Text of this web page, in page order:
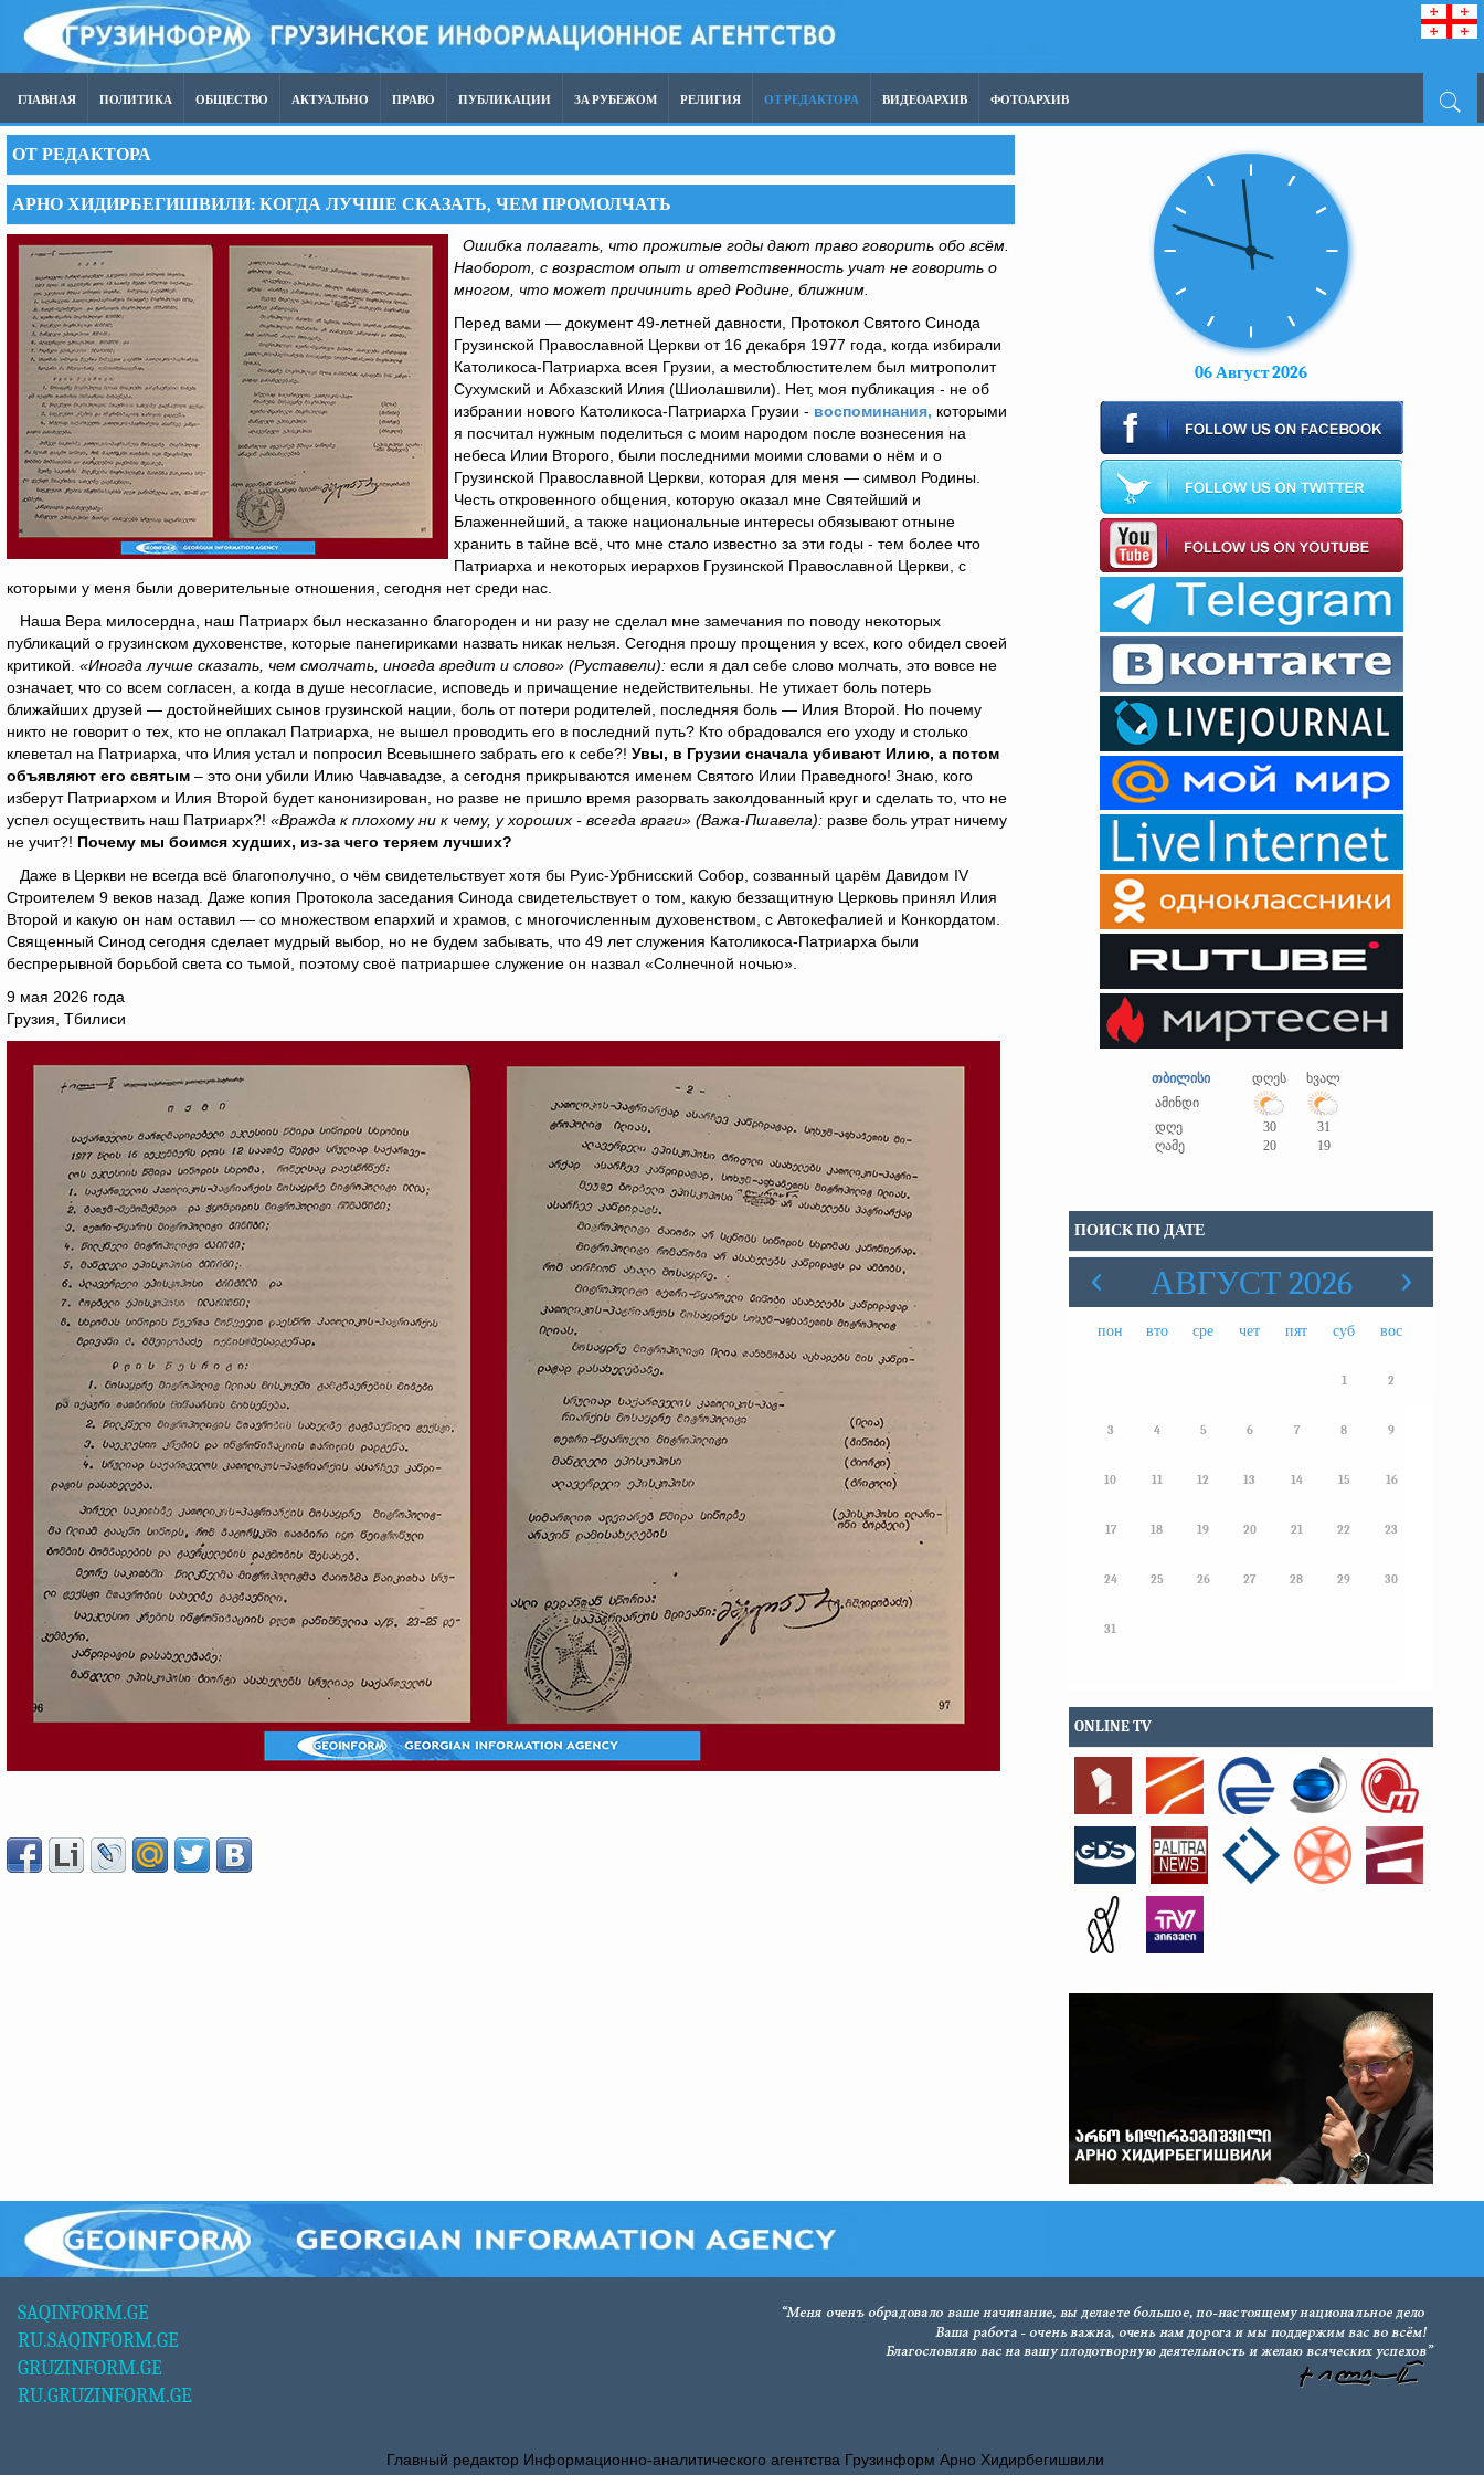
ГЛАВНАЯ ПОЛИТИКА ОБЩЕСТВО АКТУАЛЬНО ПРАВО ПУБЛИКАЦИИ ЗА РУБЕЖОМ РЕЛИГИЯ ОТ РЕДАКТОРА ВИДЕОАРХИВ ФОТОАРХИВ
ОТ РЕДАКТОРА
АРНО ХИДИРБЕГИШВИЛИ: КОГДА ЛУЧШЕ СКАЗАТЬ, ЧЕМ ПРОМОЛЧАТЬ
Ошибка полагать, что прожитые годы дают право говорить обо всём.
Наоборот, с возрастом опыт и ответственность учат не говорить о
многом, что может причинить вред Родине, ближним.
Перед вами — документ 49-летней давности, Протокол Святого Синода
Грузинской Православной Церкви от 16 декабря 1977 года, когда избирали
Католикоса-Патриарха всея Грузии, а местоблюстителем был митрополит
Сухумский и Абхазский Илия (Шиолашвили). Нет, моя публикация - не об
избрании нового Католикоса-Патриарха Грузии - воспоминания, которыми
я посчитал нужным поделиться с моим народом после вознесения на
небеса Илии Второго, были последними моими словами о нём и о
Грузинской Православной Церкви, которая для меня — символ Родины.
Честь откровенного общения, которую оказал мне Святейший и
Блаженнейший, а также национальные интересы обязывают отныне
хранить в тайне всё, что мне стало известно за эти годы - тем более что
Патриарха и некоторых иерархов Грузинской Православной Церкви, с
которыми у меня были доверительные отношения, сегодня нет среди нас.
Наша Вера милосердна, наш Патриарх был несказанно благороден и ни разу не сделал мне замечания по поводу некоторых
публикаций о грузинском духовенстве, которые панегириками назвать никак нельзя. Сегодня прошу прощения у всех, кого обидел своей
критикой. «Иногда лучше сказать, чем смолчать, иногда вредит и слово» (Руставели): если я дал себе слово молчать, это вовсе не
означает, что со всем согласен, а когда в душе несогласие, исповедь и причащение недействительны. Не утихает боль потерь
ближайших друзей — достойнейших сынов грузинской нации, боль от потери родителей, последняя боль — Илия Второй. Но почему
никто не говорит о тех, кто не оплакал Патриарха, не вышел проводить его в последний путь? Кто обрадовался его уходу и столько
клеветал на Патриарха, что Илия устал и попросил Всевышнего забрать его к себе?! Увы, в Грузии сначала убивают Илию, а потом
объявляют его святым – это они убили Илию Чавчавадзе, а сегодня прикрываются именем Святого Илии Праведного! Знаю, кого
изберут Патриархом и Илия Второй будет канонизирован, но разве не пришло время разорвать заколдованный круг и сделать то, что не
успел осуществить наш Патриарх?! «Вражда к плохому ни к чему, у хороших - всегда враги» (Важа-Пшавела): разве боль утрат ничему
не учит?! Почему мы боимся худших, из-за чего теряем лучших?
Даже в Церкви не всегда всё благополучно, о чём свидетельствует хотя бы Руис-Урбнисский Собор, созванный царём Давидом IV
Строителем 9 веков назад. Даже копия Протокола заседания Синода свидетельствует о том, какую беззащитную Церковь принял Илия
Второй и какую он нам оставил — со множеством епархий и храмов, с многочисленным духовенством, с Автокефалией и Конкордатом.
Священный Синод сегодня сделает мудрый выбор, но не будем забывать, что 49 лет служения Католикоса-Патриарха были
беспрерывной борьбой света со тьмой, поэтому своё патриаршее служение он назвал «Солнечной ночью».
9 мая 2026 года
Грузия, Тбилиси
06 Август 2026
თბილისი დღეს
ხვალ
ამინდი
დღე
30
31
ღამე
20 19
ПОИСК ПО ДАТЕ
АВГУСТ 2026
пон вто сре чет пят суб вос
1 2
3 4 5 6 7 8 9
10 11 12 13 14 15 16
17 18 19 20 21 22 23
24 25 26 27 28 29 30
31
ONLINE TV
SAQINFORM.GE
RU.SAQINFORM.GE
GRUZINFORM.GE
RU.GRUZINFORM.GE
Главный редактор Информационно-аналитического агентства Грузинформ Арно Хидирбегишвили